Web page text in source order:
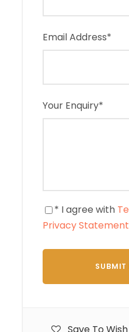
Email Address*
Your Enquiry*
* I agree with
Privacy Statement
Save To